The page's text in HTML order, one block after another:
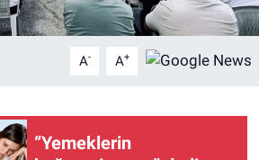
A- A+
“Yemeklerin